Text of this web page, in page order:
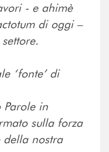
- e ahimè
di oggi –
‘fonte’ di
in
sulla forza
della nostra